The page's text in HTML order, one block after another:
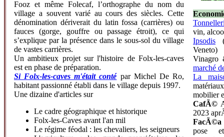
Fooz et même Folecaf, l’orthographe du nom du
village a souvent varié au cours des siècles. Cette
dénomination dériverait du latin fossa (carrières) ou
fauces (gorge, gouffre ou passage étroit), ce qui
s’explique par la présence dans le sous-sol du village
de vastes carrières.
Un ambitieux projet sur l'histoire de Folx-les-caves
est en phase de préparation.
Si Folx-les-caves m'était contépar Michel De Ro,
habitant passionné établi dans le village depuis 1997.
Une dizaine d'articles sur
Le cadre géographique et historique
Folx-les-Caves avant l'an mil
Le régime féodal : les chevaliers, les seigneurs
vin,
Ipsodis
Veneto)
Vinagro
marché
La
mobilier
CafÃ©
2023
FacÃ©a
pose